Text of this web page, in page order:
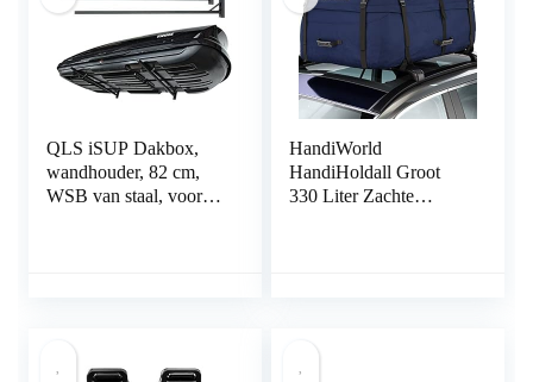
QLS iSUP Dakbox,
wandhouder, 82 cm,
WSB van staal, voor
HandiWorld
HandiHoldall Groot
330 Liter Zachte